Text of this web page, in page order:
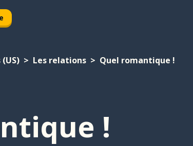
Les relations Quel romantique !
!